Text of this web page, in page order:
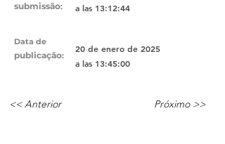
submissão:
a las 13:12:44
Data de
publicação:
20 de enero de 2025
a las 13:45:00
<< Anterior Próximo >>